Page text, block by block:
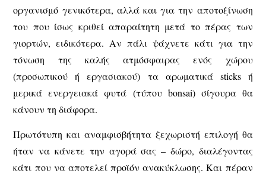
οργανισμό γενικότερα, αλλά και για την αποτοξίνωση
του που ίσως κριθεί απαραίτητη μετά το πέρας των
γιορτών, ειδικότερα. Αν πάλι ψάχνετε κάτι για την
τόνωση της καλής ατμόσφαιρας ενός χώρου
(προσωπικού ή εργασιακού) τα αρωματικά sticks ή
μερικά ενεργειακά φυτά (τύπου bonsai) σίγουρα θα
κάνουν τη διάφορα.
Πρωτότυπη και αναμφισβήτητα ξεχωριστή επιλογή θα
ήταν να κάνετε την αγορά σας – δώρο, διαλέγοντας
κάτι που να αποτελεί προϊόν ανακύκλωσης. Και πέραν